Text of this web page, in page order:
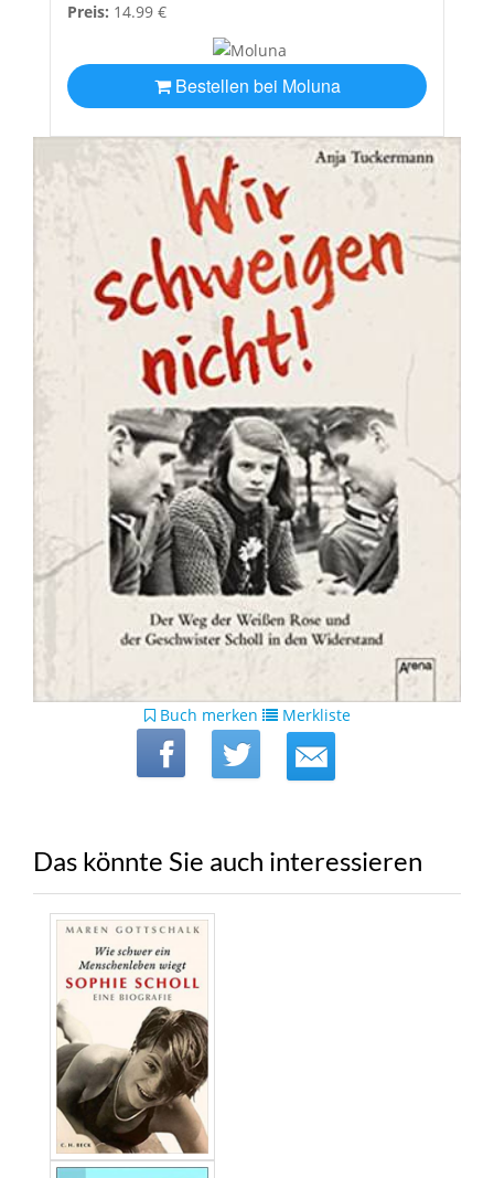
Preis: 14.99 €
Bestellen bei Moluna
Buch merken Merkliste
Das könnte Sie auch interessieren